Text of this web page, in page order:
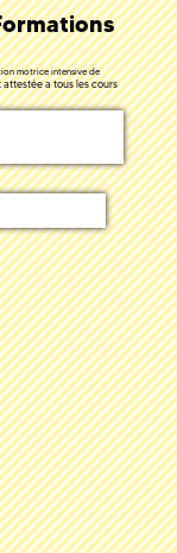
motrice intensive de
a tous les cours